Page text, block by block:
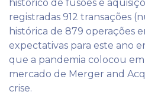
histórico de fusões e
registradas 912 transações
histórica de 879 operações
expectativas para este ano
que a pandemia colocou
mercado de Merger and
crise.